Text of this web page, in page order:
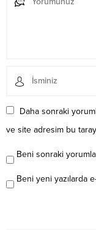
Daha sonraki
ve site adresim bu
Beni sonraki
Beni yeni yazılarda